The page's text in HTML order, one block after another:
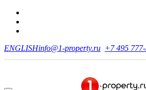
ENGLISHinfo@1-property.ru +7 495